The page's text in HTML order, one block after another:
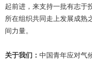
起前进，来支持一批有志于
所在组织共同走上发展成熟
间力量。
关于我们： 中国青年应对气